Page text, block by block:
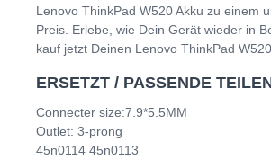
Lenovo ThinkPad W520 Akku zu einem
Preis. Erlebe, wie Dein Gerät wieder in
kauf jetzt Deinen Lenovo ThinkPad
ERSETZT / PASSENDE
Connecter size:7.9*5.5MM
Outlet: 3-prong
45n0114 45n0113